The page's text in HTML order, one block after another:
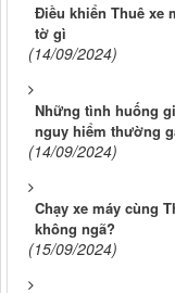
Điều khiển Thuê xe
tờ gì
(14/09/2024)
Những tình huống
nguy hiểm thường
(14/09/2024)
Chạy xe máy cùng
không ngã?
(15/09/2024)